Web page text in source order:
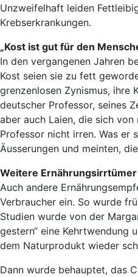
Unzweifelhaft leiden
Krebserkrankungen.
„Kost ist gut für den
In den vergangenen Jahren
Kost seien sie zu fett
grenzenlosen Zynismus, ihre
deutscher Professor, seines
aber auch Laien, die sich
Professor nicht irren. Was er
Äusserungen und meinten,
Weitere Ernährungsirrtümer
Auch andere
Verbraucher ein. So wurde
Studien wurde von der
gestern“ eine Kehrtwendung
dem Naturprodukt wieder
Dann wurde behauptet, das